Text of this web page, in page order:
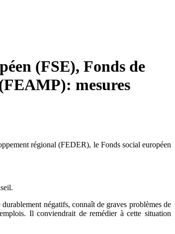
(FSE), Fonds de
mesures
régional (FEDER), le Fonds social européen
négatifs, connaît de graves problèmes de
Il conviendrait de remédier à cette situation